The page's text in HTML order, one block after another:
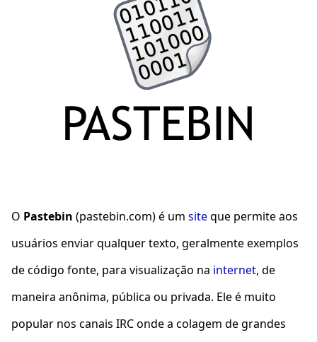
O Pastebin (pastebin.com) é um siteque permite aos
usuários enviar qualquer texto, geralmente exemplos
de código fonte, para visualização na internet, de
maneira anônima, pública ou privada. Ele é muito
popular nos canais IRC onde a colagem de grandes